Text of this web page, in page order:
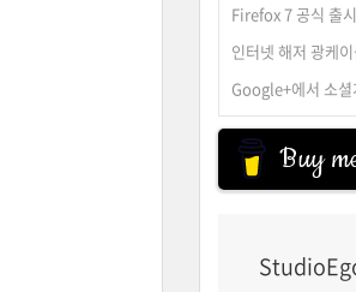
Firefox 7 공식 출
인터넷 해저 광케
Google+에서 소
Buy